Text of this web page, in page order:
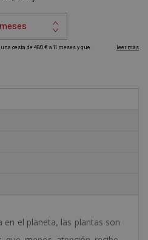
t
en el planeta, las plantas son